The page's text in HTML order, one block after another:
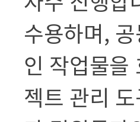
수용하며,
인 작업물을
젝트 관리